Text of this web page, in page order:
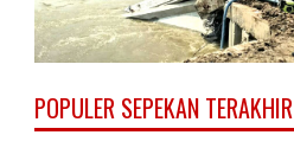
POPULER SEPEKAN TERAKHIR